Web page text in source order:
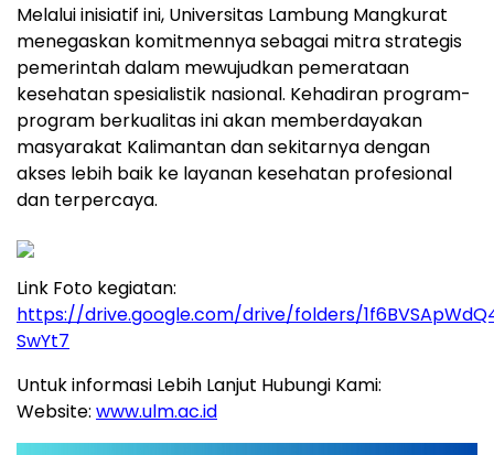
Melalui inisiatif ini, Universitas Lambung Mangkurat
menegaskan komitmennya sebagai mitra strategis
pemerintah dalam mewujudkan pemerataan
kesehatan spesialistik nasional. Kehadiran program-
program berkualitas ini akan memberdayakan
masyarakat Kalimantan dan sekitarnya dengan
akses lebih baik ke layanan kesehatan profesional
dan terpercaya.
Link Foto kegiatan:
https://drive.google.com/drive/folders/
SwYt7
Untuk informasi Lebih Lanjut Hubungi Kami:
Website: www.ulm.ac.id